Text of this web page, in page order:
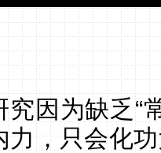
究因为缺乏“
力，只会化